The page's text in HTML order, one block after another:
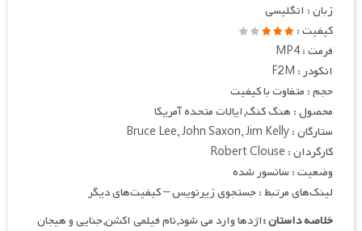
زبان : انگلیسی
کیفیت :
فرمت : MP4
انکودر : F2M
حجم : متفاوت با کیفیت
محصول : هنگ کنگ,ایالات متحده آمریکا
ستارگان : Bruce Lee, John Saxon, Jim Kelly
کارگردان : Robert Clouse
وضعیت : سانسور شده
لینک‌های مرتبط : جستجوی زیرنویس – کیفیت‌های دیگر
خلاصه داستان :اژدها وارد می شود,نام فیلمی اکشن,جنایی و هیجان